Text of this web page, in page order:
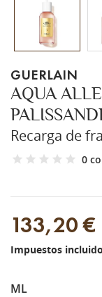
GUERLAIN
AQUA
Recarga de
0
133,20 €
Impuestos
ML